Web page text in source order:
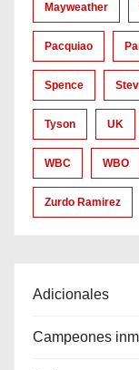
Mayweather
Pacquiao
Spence
Tyson UK
WBC WBO
Zurdo Ramirez
Adicionales
Campeones